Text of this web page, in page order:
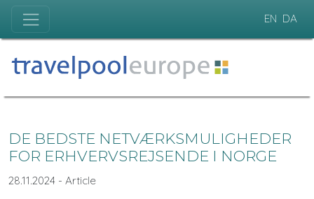
EN DA
DE BEDSTE NETVÆRKSMULIGHEDER
FOR ERHVERVSREJSENDE I NORGE
28.11.2024 - Article